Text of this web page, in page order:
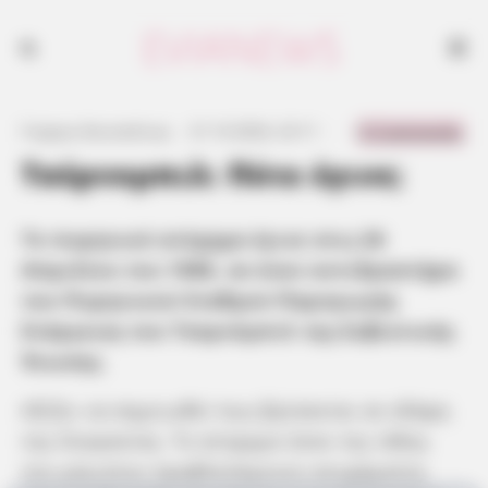
Τσέρνομπιλ: Πότε έγινε;
Το πυρηνικό ατύχημα έγινε στις 26
Απριλίου του 1986, σε έναν αντιδραστήρα
του Πυρηνικού Σταθμού Παραγωγής